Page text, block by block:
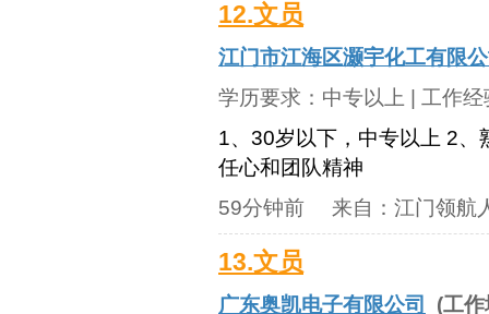
12.文员
江门市江海区灏宇化工有限
学历要求： 中专以上 | 工作
1、30岁以下，中专以上 2、
任心和团队精神
59分钟前 来自： 江门领航
13.文员
广东奥凯电子有限公司 (工